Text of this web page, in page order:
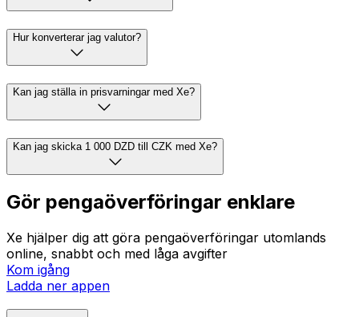
Hur konverterar jag valutor?
Kan jag ställa in prisvarningar med Xe?
Kan jag skicka 1 000 DZD till CZK med Xe?
Gör pengaöverföringar enklare
Xe hjälper dig att göra pengaöverföringar utomlands
online, snabbt och med låga avgifter
Kom igång
Ladda ner appen